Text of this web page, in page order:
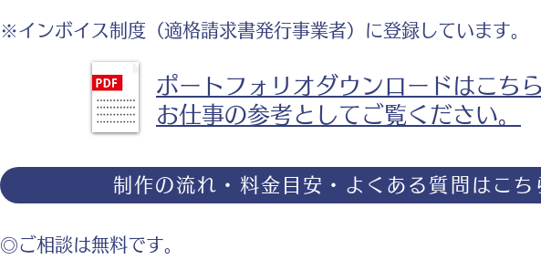
※インボイス制度（適格請求書発行事業者）に登録しています。
ポートフォリオダウンロードはこち
お仕事の参考としてご覧ください。
制作の流れ・料金目安・よくある質問はこち
◎ご相談は無料です。